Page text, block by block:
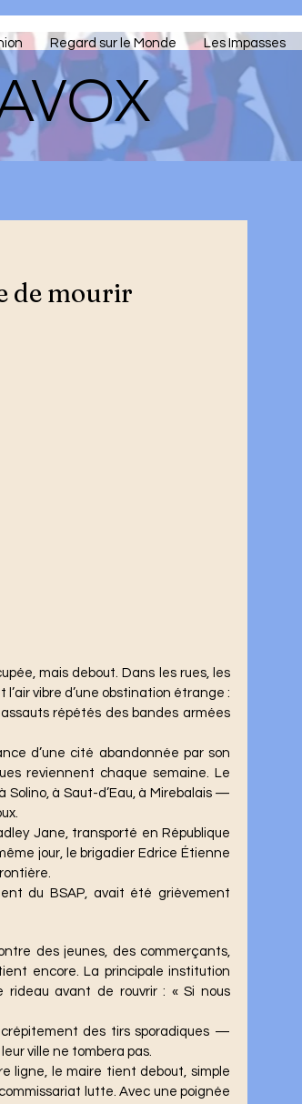
Regard sur le Monde Les Impasses
de mourir
vibre d’une obstination étrange :
répétés des bandes armées
reviennent chaque semaine. Le
à Saut-d’Eau, à Mirebalais —
jour, le brigadier Edrice Étienne
encore. La principale institution
rideau avant de rouvrir : « Si nous
des tirs sporadiques —
ville ne tombera pas.
lutte. Avec une poignée